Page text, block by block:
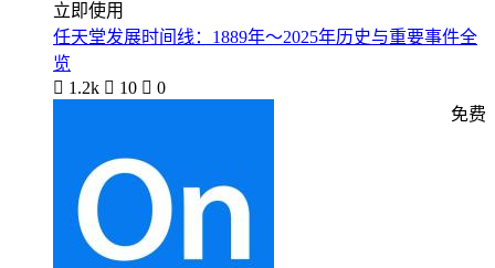
立即使用
任天堂发展时间线：1889年～2025年历史与重要事件全
览
 1.2k  10  0
免费